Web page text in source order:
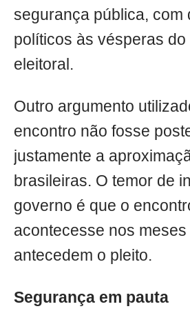
segurança pública, com
políticos às vésperas do
eleitoral.
Outro argumento
encontro não fosse
justamente a
brasileiras. O temor de
governo é que o
acontecesse nos meses
antecedem o pleito.
Segurança em pauta